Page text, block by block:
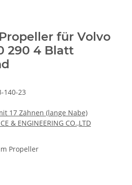
für Volvo
290 4 Blatt
140-23
17 Zähnen (lange Nabe)
& ENGINEERING CO.,LTD
Propeller